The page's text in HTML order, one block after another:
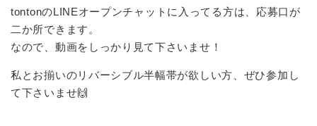
tontonのLINEオープンチャットに入ってる方は、応募口が
二か所できます。
なので、動画をしっかり見て下さいませ！
私とお揃いのリバーシブル半幅帯が欲しい方、ぜひ参加し
て下さいませ🙌